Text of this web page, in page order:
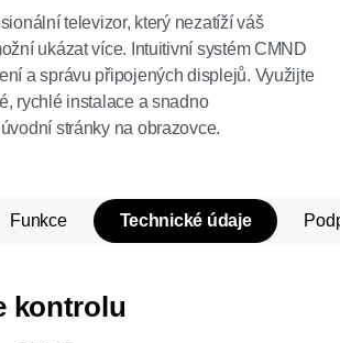
televizor, který nezatíží váš
ukázat více. Intuitivní systém CMND
a správu připojených displejů. Využijte
rychlé instalace a snadno
stránky na obrazovce.
Funkce Technické údaje
kontrolu